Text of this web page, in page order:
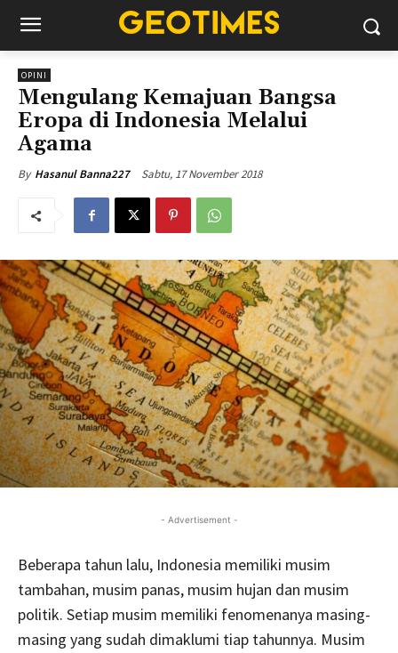
OPINI
Mengulang Kemajuan Bangsa
Eropa di Indonesia Melalui
Agama
By Hasanul Banna227 Sabtu, 17 November 2018
- Advertisement -
Beberapa tahun lalu, Indonesia memiliki musim
tambahan, musim panas, musim hujan dan musim
politik. Setiap musim memiliki fenomenanya masing-
masing yang sudah dimaklumi tiap tahunnya. Musim